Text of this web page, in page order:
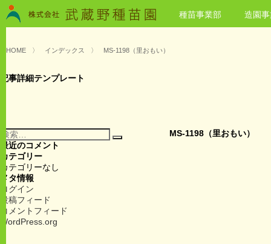
種苗事業部 造園
HOME 〉 インデックス 〉 MS-1198（里おもい）
記事詳細テンプレート
MS-1198（里おもい）
検
索:
検
最近のコメント
カテゴリー
カテゴリーなし
メタ情報
ログイン
投稿フィード
コメントフィード
WordPress.org